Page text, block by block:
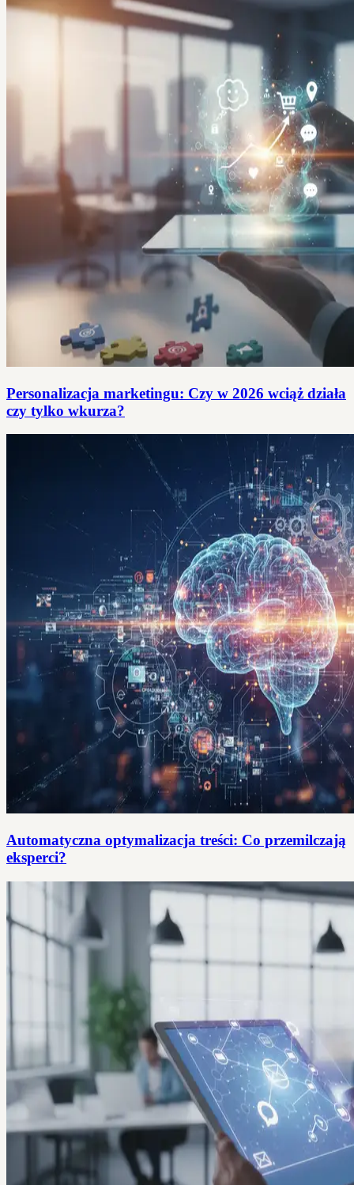
Personalizacja marketingu: Czy w 2026 wciąż działa
czy tylko wkurza?
Automatyczna optymalizacja treści: Co przemilczają
eksperci?